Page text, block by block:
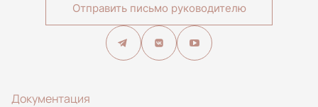
Отправить письмо руководителю
Документация